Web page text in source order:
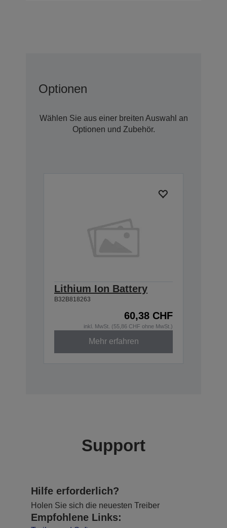
Optionen
Wählen Sie aus einer breiten Auswahl an
Optionen und Zubehör.
Lithium Ion Battery
B32B818263
60,38 CHF
inkl. MwSt. (55,86 CHF ohne MwSt.)
Mehr erfahren
Support
Hilfe erforderlich?
Holen Sie sich die neuesten Treiber
Empfohlene Links: